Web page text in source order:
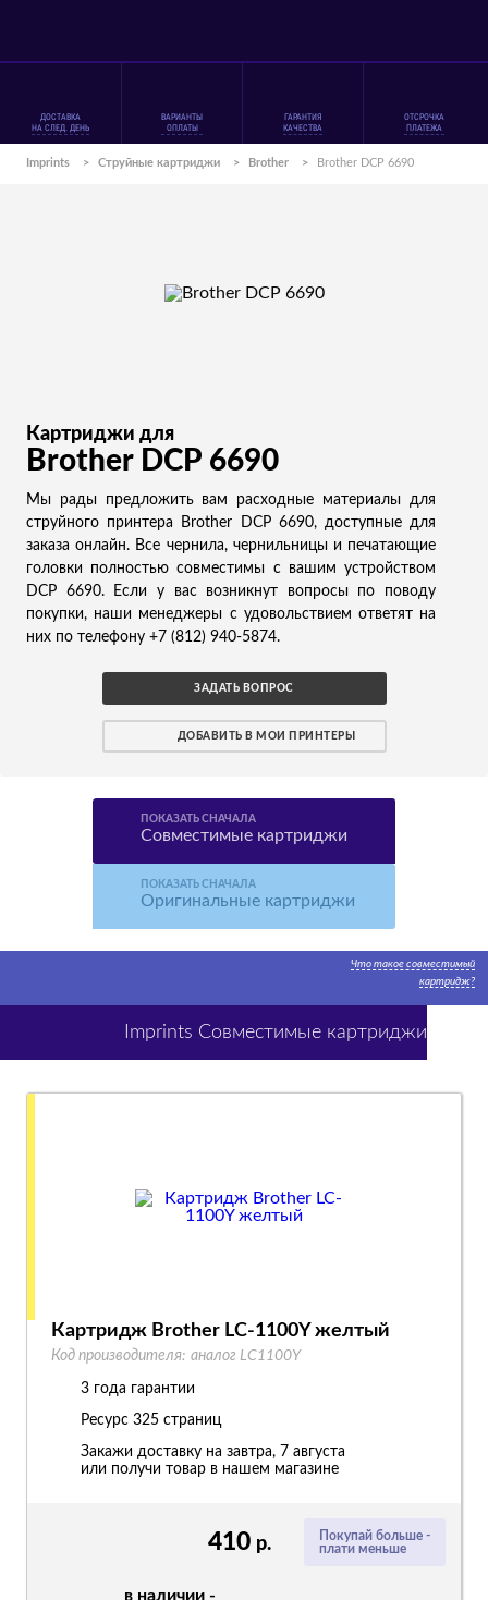
ДОСТАВКА
НА СЛЕД. ДЕНЬ
ВАРИАНТЫ
ОПЛАТЫ
ГАРАНТИЯ
КАЧЕСТВА
ОТСРОЧКА
ПЛАТЕЖА
Imprints > Струйные картриджи > Brother > Brother DCP 6690
Картриджи для
Brother DCP 6690
Мы рады предложить вам расходные материалы для
струйного принтера Brother DCP 6690, доступные для
заказа онлайн. Все чернила, чернильницы и печатающие
головки полностью совместимы с вашим устройством
DCP 6690. Если у вас возникнут вопросы по поводу
покупки, наши менеджеры с удовольствием ответят на
них по телефону +7 (812) 940-5874.
ЗАДАТЬ ВОПРОС
ДОБАВИТЬ В МОИ ПРИНТЕРЫ
ПОКАЗАТЬ СНАЧАЛА
Совместимые картриджи
ПОКАЗАТЬ СНАЧАЛА
Оригинальные картриджи
Что такое совместимый
картридж?
Imprints Совместимые картриджи
Покупай больше -
плати меньше
410 р.
в наличии -
Картридж Brother LC-1100Y желтый
Код производителя: аналог LC1100Y
3 года гарантии
Ресурс 325 страниц
Закажи доставку на завтра, 7 августа
или получи товар в нашем магазине